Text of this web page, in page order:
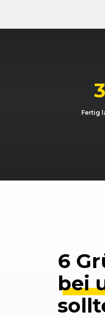
Fertig
6
bei